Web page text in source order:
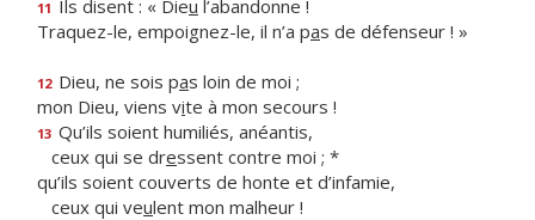
11 Ils disent : « Dieu l’abandonne !
Traquez-le, empoignez-le, il n’a pas de défenseur ! »
12 Dieu, ne sois pas loin de moi ;
mon Dieu, viens vite à mon secours !
13 Qu’ils soient humiliés, anéantis,
ceux qui se dressent contre moi ; *
qu’ils soient couverts de honte et d’infamie,
ceux qui veulent mon malheur !